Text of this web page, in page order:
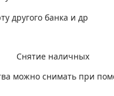
другого банка и др
Снятие наличных
можно снимать при